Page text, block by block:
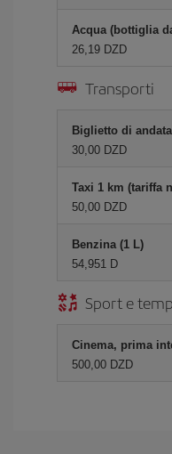
Acqua (bottiglia
26,19 DZD
Transporti
Biglietto di
30,00 DZD
Taxi 1 km (tariffa
50,00 DZD
Benzina (1 L)
54,951 D
Sport e
Cinema, prima
500,00 DZD